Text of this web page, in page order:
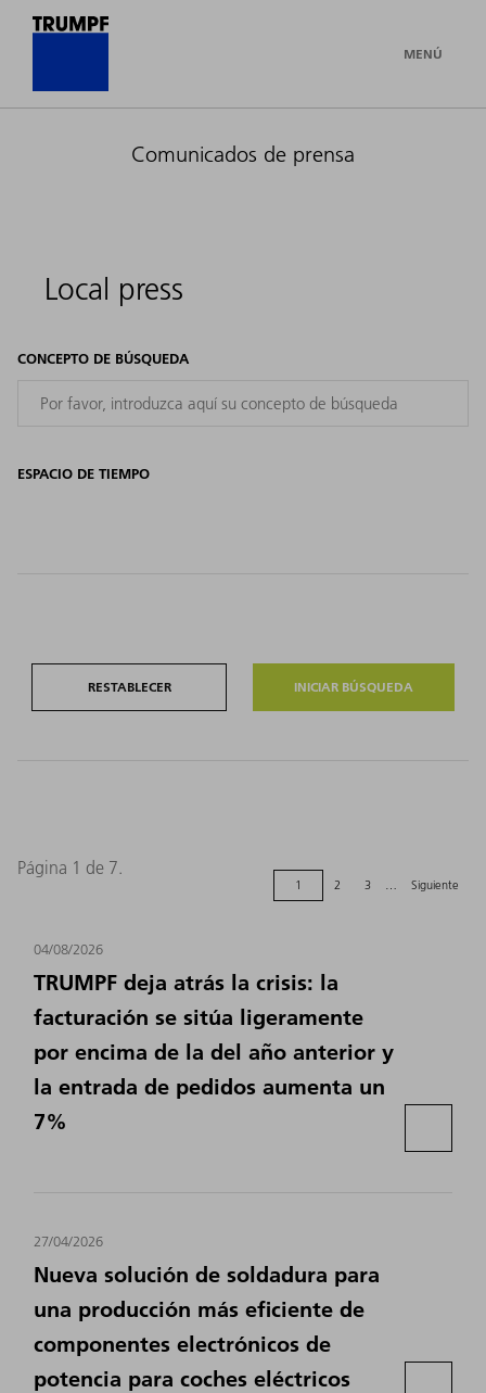
MENÚ
Comunicados de prensa
Local press
CONCEPTO DE BÚSQUEDA
ESPACIO DE TIEMPO
RESTABLECER
Página 1 de 7.
1 2 3 … Siguiente
04/08/2026
TRUMPF deja atrás la crisis: la
facturación se sitúa ligeramente
por encima de la del año anterior y
la entrada de pedidos aumenta un
7%
27/04/2026
Nueva solución de soldadura para
una producción más eficiente de
componentes electrónicos de
potencia para coches eléctricos